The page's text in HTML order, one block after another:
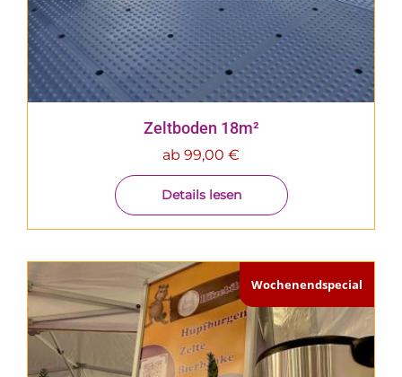
Zeltboden 18m²
ab 99,00 €
Details lesen
Wochenendspecial